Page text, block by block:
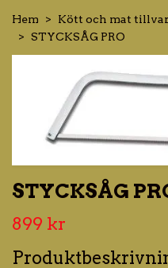
Hem Kött och mat
STYCKSÅG PRO
STYCKSÅG
899 kr